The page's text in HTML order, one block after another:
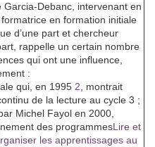
Garcia-Debanc , intervenant en
en formation initiale
d’une part et chercheur
rappelle un certain nombre
qui ont une influence,
:
qui, en 1995 2 , montrait
de la lecture au cycle 3 ;
Michel Fayol en 2000,
des programmesLire et
les apprentissages au